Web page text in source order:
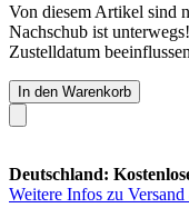
Von diesem Artikel sind
Nachschub ist
Zustelldatum
In den Warenkorb
Deutschland:
Weitere Infos zu